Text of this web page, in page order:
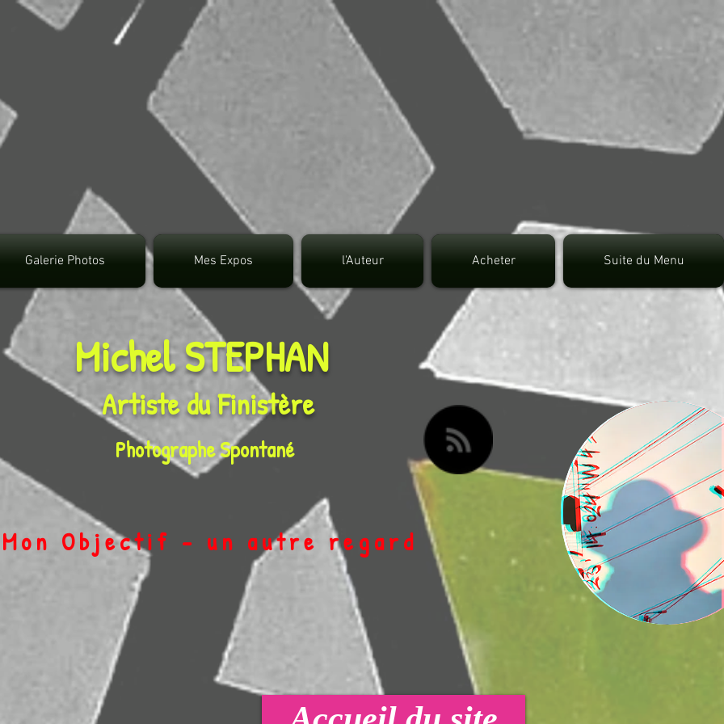
google.com, pub-3495372942191315, DIRECT, f08c47fec0942fa0
Galerie Photos Mes Expos l'Auteur Acheter Suite du Menu
Michel STEPHAN
Artiste duFinistère
Photographe Spontané
Objectif - un autre regard